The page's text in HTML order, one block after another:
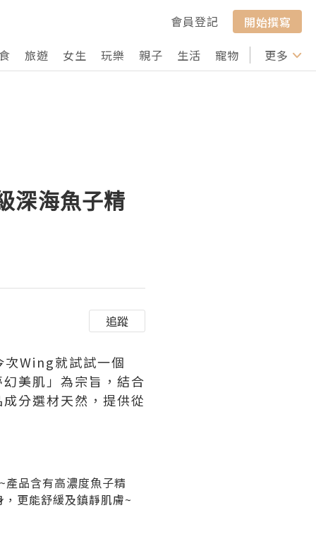
會員登記
開始撰寫
旅遊 女生 玩樂 親子 生活 寵物 行山 打卡
更多
深海魚子精
追蹤
Wing就試試一個
美肌」為宗旨，結合
分選材天然，提供從
品含有高濃度魚子精
更能舒緩及鎮靜肌膚~